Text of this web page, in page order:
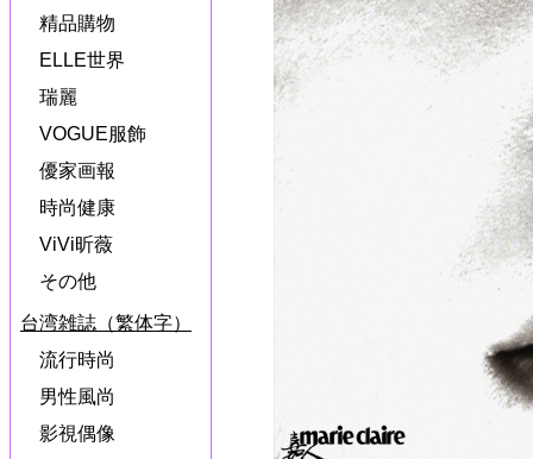
精品購物
ELLE世界
瑞麗
VOGUE服飾
優家画報
時尚健康
ViVi昕薇
その他
台湾雑誌（繁体字）
流行時尚
男性風尚
影視偶像